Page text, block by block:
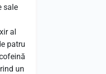
sale
al
patru
un